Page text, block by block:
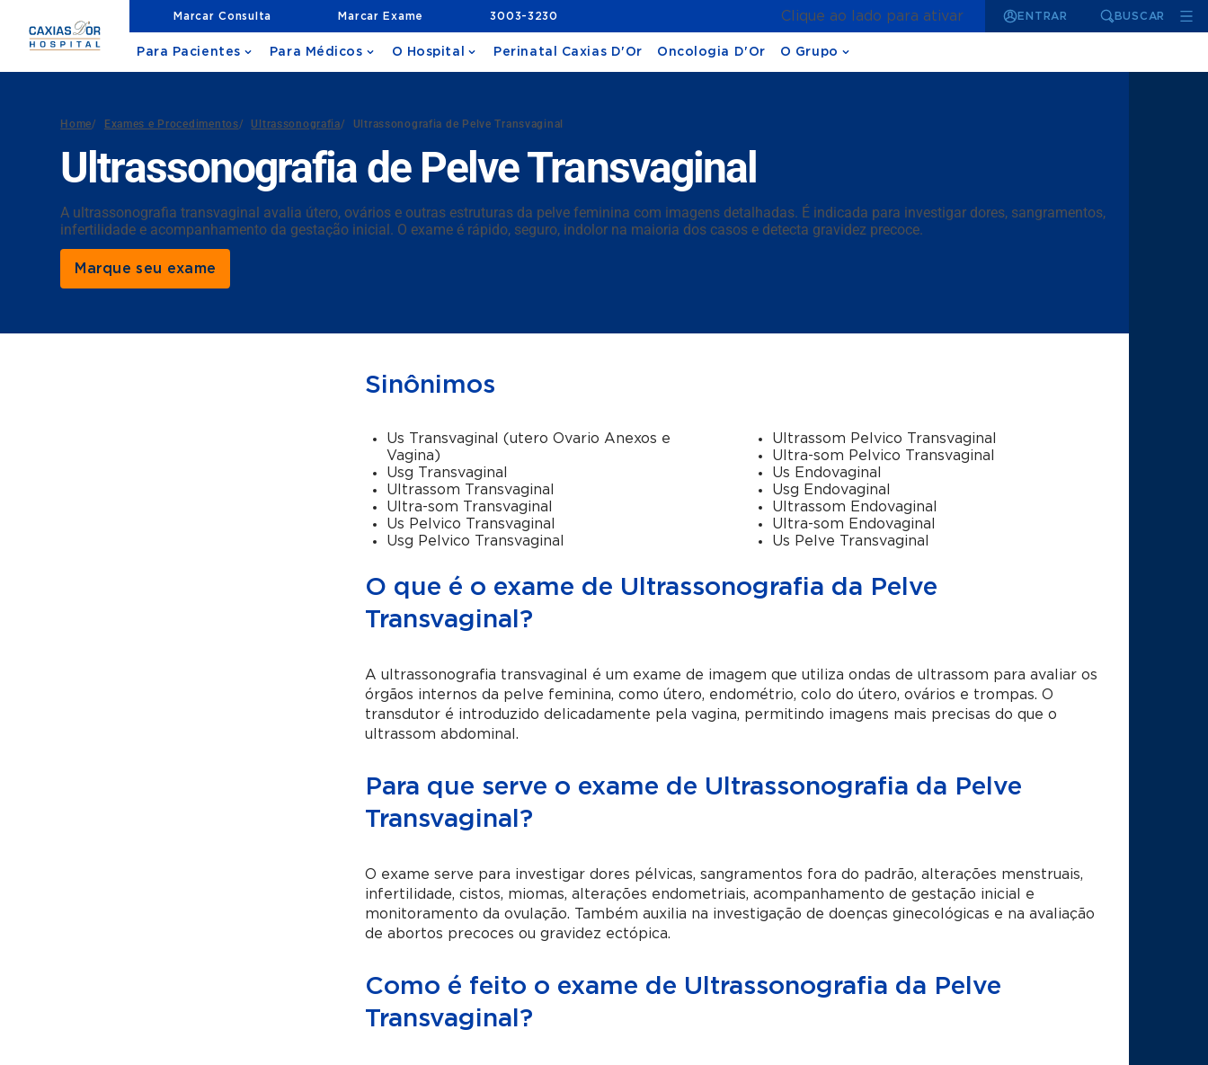
Marcar Consulta Marcar Exame 3003-3230 Clique ao lado para ativar ENTRAR BUSCAR
Para Pacientes Para Médicos O Hospital Perinatal Caxias D'Or Oncologia D'Or O Grupo
Home/ Exames e Procedimentos/ Ultrassonografia/ Ultrassonografia de Pelve Transvaginal
Ultrassonografia de Pelve Transvaginal
A ultrassonografia transvaginal avalia útero, ovários e outras estruturas da pelve feminina com imagens detalhadas. É indicada para investigar dores, sangramentos,
infertilidade e acompanhamento da gestação inicial. O exame é rápido, seguro, indolor na maioria dos casos e detecta gravidez precoce.
Marque seu exame
Sinônimos
Us Transvaginal (utero Ovario Anexos e
Vagina)
Usg Transvaginal
Ultrassom Transvaginal
Ultra-som Transvaginal
Us Pelvico Transvaginal
Usg Pelvico Transvaginal
Ultrassom Pelvico Transvaginal
Ultra-som Pelvico Transvaginal
Us Endovaginal
Usg Endovaginal
Ultrassom Endovaginal
Ultra-som Endovaginal
Us Pelve Transvaginal
O que é o exame de Ultrassonografia da Pelve
Transvaginal?
A ultrassonografia transvaginal é um exame de imagem que utiliza ondas de ultrassom para avaliar os
órgãos internos da pelve feminina, como útero, endométrio, colo do útero, ovários e trompas. O
transdutor é introduzido delicadamente pela vagina, permitindo imagens mais precisas do que o
ultrassom abdominal.
Para que serve o exame de Ultrassonografia da Pelve
Transvaginal?
O exame serve para investigar dores pélvicas, sangramentos fora do padrão, alterações menstruais,
infertilidade, cistos, miomas, alterações endometriais, acompanhamento de gestação inicial e
monitoramento da ovulação. Também auxilia na investigação de doenças ginecológicas e na avaliação
de abortos precoces ou gravidez ectópica.
Como é feito o exame de Ultrassonografia da Pelve
Transvaginal?